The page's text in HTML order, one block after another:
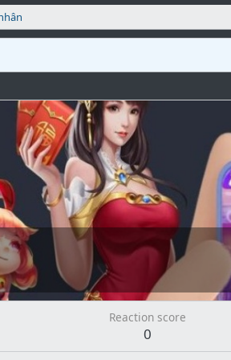
Reaction score
0